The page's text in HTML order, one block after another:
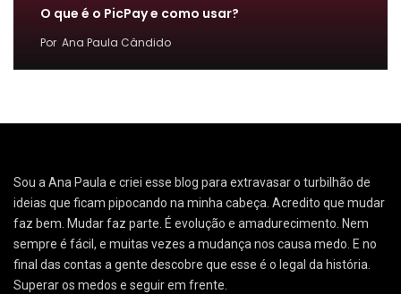
O que é o PicPay e como usar?
Por Ana Paula Cândido
Sou a Ana Paula e criei esse blog para extravasar o turbilhão de
ideias que ficam pipocando na minha cabeça. Acredito que mudar
faz bem. Mudar faz parte. É evolução e amadurecimento. Nem
sempre é fácil, e muitas vezes a mudança nos causa medo. E no
final das contas a gente descobre que esse é o legal da história.
Superar os medos e seguir em frente.